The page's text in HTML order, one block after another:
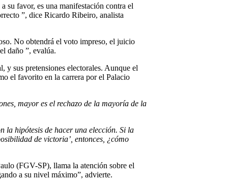
su favor, es una manifestación contra el
”, dice Ricardo Ribeiro, analista
No obtendrá el voto impreso, el juicio
daño ”, evalúa.
sus pretensiones electorales. Aunque el
el favorito en la carrera por el Palacio
mayor es el rechazo de la mayoría de la
la hipótesis de hacer una elección. Si la
de victoria’, entonces, ¿cómo
(FGV-SP), llama la atención sobre el
a su nivel máximo”, advierte.